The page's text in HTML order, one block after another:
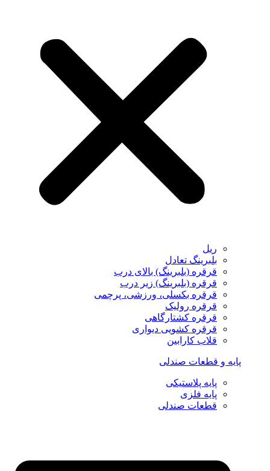
ریل
بلبرینگ تعادل
قرقره (بلبرینگ) بالای درب
قرقره (بلبرینگ) زیر درب
قرقره بکسلی، ورزشی، پرچمی
قرقره رولیک
قرقره کشتارگاهی
قرقره کشویی دیواری
قلاب کارابین
پایه و قطعات صندلی
پایه پلاستیکی
پایه فلزی
قطعات صندلی